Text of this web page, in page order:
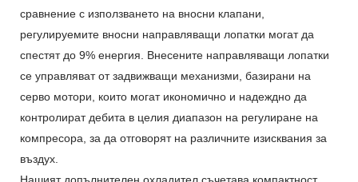
сравнение с използването на вносни клапани,
регулируемите вносни направляващи лопатки могат да
спестят до 9% енергия. Внесените направляващи лопатки
се управляват от задвижващи механизми, базирани на
серво мотори, които могат икономично и надеждно да
контролират дебита в целия диапазон на регулиране на
компресора, за да отговорят на различните изисквания за
въздух.
Нашият допълнителен охладител съчетава компактност,